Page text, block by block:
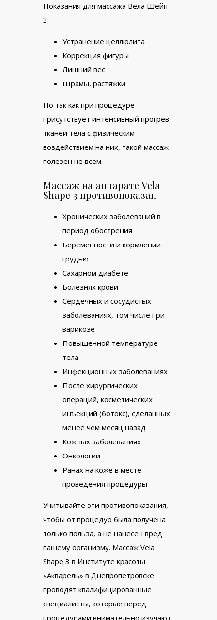
Показания для массажа Вела Шейп
3:
Устранение целлюлита
Коррекция фигуры
Лишний вес
Шрамы, растяжки
Но так как при процедуре
присутствует интенсивный прогрев
тканей тела с физическим
воздействием на них, такой массаж
полезен не всем.
Массаж на аппарате Vela
Shape 3 противопоказан
Хронических заболеваний в
период обострения
Беременности и кормлении
грудью
Сахарном диабете
Болезнях крови
Сердечных и сосудистых
заболеваниях, том числе при
варикозе
Повышенной температуре
тела
Инфекционных заболеваниях
После хирургических
операций, косметических
инъекций (ботокс), сделанных
менее чем месяц назад
Кожных заболеваниях
Онкологии
Ранах на коже в месте
проведения процедуры
Учитывайте эти противопоказания,
чтобы от процедур была получена
только польза, а не нанесен вред
вашему организму. Массаж Vela
Shape 3 в Институте красоты
«Акварель» в Днепропетровске
проводят квалифицированные
специалисты, которые перед
процедурами внимательно изучают